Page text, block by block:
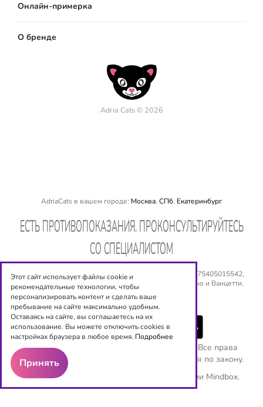
Онлайн-примерка
О бренде
Adria Cats © 2026
AdriaCats в вашем городе: Москва, СПб, Екатеринбург.
EСТЬ ПРОТИВОПОКАЗАНИЯ. ПРОКОНСУЛЬТИРУЙТЕСЬ
СО СПЕЦИАЛИСТОМ
ООО «Оптиксервис», ИНН: 540 534 6944, ОГРН: № 1075405015542,
Юридический адрес: 630008, г. Новосибирск, ул. Сакко и Ванцетти,
дом 77, 5 этаж. Email:
Copyright ©
2016-2026. Все права
защищены. Любое копирование преследуется по закону.
Используются рекомендательные технологии Mindbox.
Этот сайт использует файлы cookie и
рекомендательные технологии, чтобы
персонализировать контент и сделать ваше
пребывание на сайте максимально удобным.
Оставаясь на сайте, вы соглашаетесь на их
использование. Вы можете отключить cookies в
настройках браузера в любое время. Подробнее
Принять